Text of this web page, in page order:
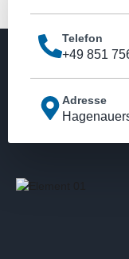
Telefon
+49 851
Adresse